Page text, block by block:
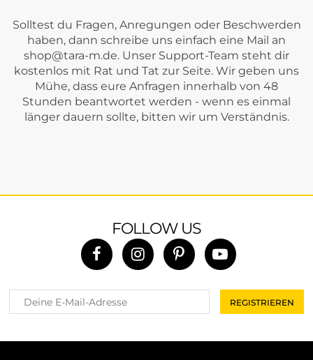
Solltest du Fragen, Anregungen oder Beschwerden
haben, dann schreibe uns einfach eine Mail an
shop@tara-m.de. Unser Support-Team steht dir
kostenlos mit Rat und Tat zur Seite. Wir geben uns
Mühe, dass eure Anfragen innerhalb von 48
Stunden beantwortet werden - wenn es einmal
länger dauern sollte, bitten wir um Verständnis.
FOLLOW US